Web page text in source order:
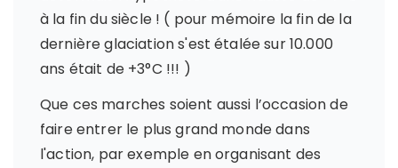
à la fin du siècle ! ( pour mémoire la fin de la
dernière glaciation s'est étalée sur 10.000
ans était de +3°C !!! )
Que ces marches soient aussi l’occasion de
faire entrer le plus grand monde dans
l'action, par exemple en organisant des